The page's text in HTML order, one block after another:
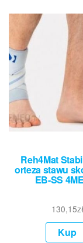
Reh4Mat
orteza stawu
EB-SS
130,15zł
Kup